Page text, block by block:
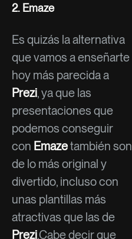
2. Emaze
Es quizás la alternativa
que vamos a enseñarte
hoy más parecida a
Prezi, ya que las
presentaciones que
podemos conseguir
con Emazetambién son
de lo más original y
divertido, incluso con
unas plantillas más
atractivas que las de
Prezi.Cabe decir que